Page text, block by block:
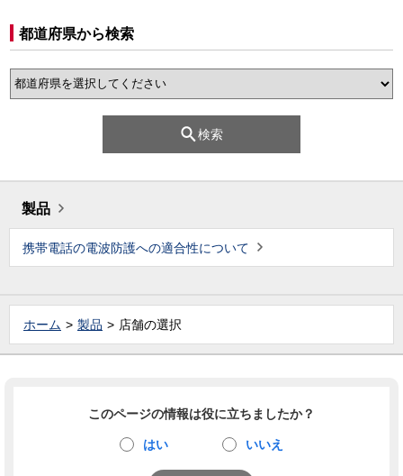
都道府県から検索
検索
製品
携帯電話の電波防護への適合性について
ホーム 製品 店舗の選択
このページの情報は役に立ちましたか？
はい いいえ